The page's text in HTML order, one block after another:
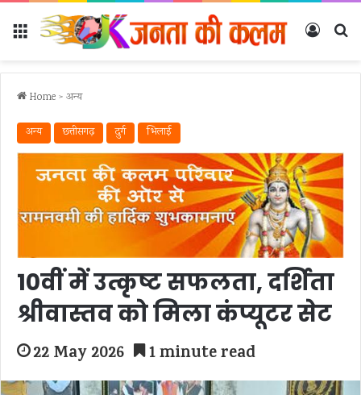
Menu Log In
Home > अन्‍य
अन्‍य छत्तीसगढ़ दुर्ग भिलाई
10वीं में उत्कृष्ट सफलता, दर्शिता
श्रीवास्तव को मिला कंप्यूटर सेट
22 May 2026 1 minute read